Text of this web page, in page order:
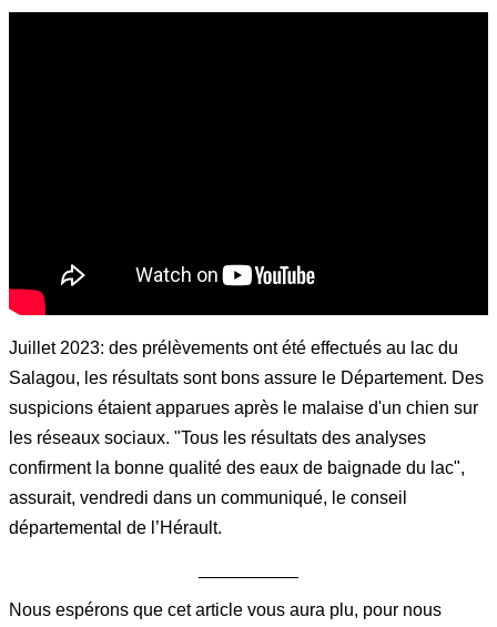
Juillet 2023: des prélèvements ont été effectués au lac du
Salagou, les résultats sont bons assure le Département. Des
suspicions étaient apparues après le malaise d'un chien sur
les réseaux sociaux. "Tous les résultats des analyses
confirment la bonne qualité des eaux de baignade du lac",
assurait, vendredi dans un communiqué, le conseil
départemental de l’Hérault.
Nous espérons que cet article vous aura plu, pour nous